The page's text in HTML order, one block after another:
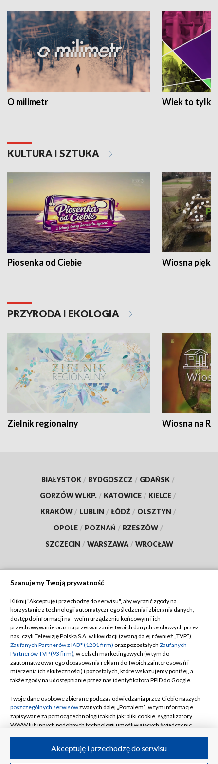
O milimetr Wiek to tylko
KULTURA I SZTUKA
Piosenka od Ciebie Wiosna
PRZYRODA I EKOLOGIA
Zielnik regionalny Wiosna na
BIAŁYSTOK / BYDGOSZCZ / GDAŃSK /
GORZÓW WLKP. / KATOWICE / KIELCE /
KRAKÓW / LUBLIN / ŁÓDŹ / OLSZTYN /
OPOLE / POZNAŃ / RZESZÓW /
SZCZECIN / WARSZAWA / WROCŁAW
TVP
Abonament TVP
Emisja w TVP
Centrum informacji TVP
Naziemna Telewizja Cyfrowa
Rada Programowa
System NOS
Informacje o nadawcy
Program dla prasy
Regulamin TVP
Polityka prywatności
Moje zgody
Pomoc
Kontakt
Kanały
Szanujemy Twoją prywatność
Kliknij "Akceptuję i przechodzę do serwisu", aby wyrazić zgody na
korzystanie z technologii automatycznego śledzenia i zbierania danych,
dostęp do informacji na Twoim urządzeniu końcowym i ich
przechowywanie oraz na przetwarzanie Twoich danych osobowych przez
nas, czyli Telewizję Polską S.A. w likwidacji (zwaną dalej również „TVP”),
Zaufanych Partnerów z IAB* (1201 firm) oraz pozostałych Zaufanych
Partnerów TVP (93 firm), w celach marketingowych (w tym do
zautomatyzowanego dopasowania reklam do Twoich zainteresowań i
mierzenia ich skuteczności) i pozostałych, które wskazujemy poniżej, a
także zgody na udostępnianie przez nas identyfikatora PPID do Google.
Twoje dane osobowe zbierane podczas odwiedzania przez Ciebie naszych
poszczególnych serwisówzwanych dalej „Portalem”, w tym informacje
zapisywane za pomocą technologii takich jak: pliki cookie, sygnalizatory
WWW lub innych podobnych technologii umożliwiających świadczenie
ruchu w Internecie.Akceptuję i przechodzę do serwisu